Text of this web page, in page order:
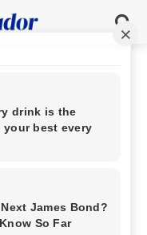
el
continúa
jubilados que